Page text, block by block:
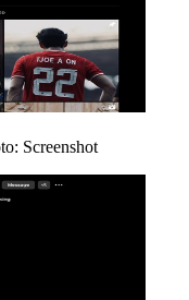
Screenshot